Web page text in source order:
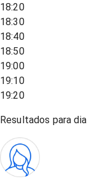
18:20
18:30
18:40
18:50
19:00
19:10
19:20
Resultados para dia